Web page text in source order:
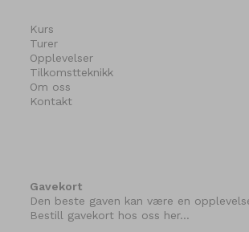
Kurs
Turer
Opplevelser
Tilkomstteknikk
Om oss
Kontakt
Gavekort
Den beste gaven kan være en
Bestill gavekort hos oss her…